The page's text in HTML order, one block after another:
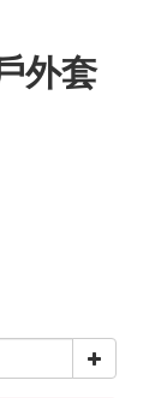
外套